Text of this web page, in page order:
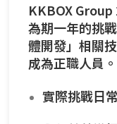
KKBOX Group
為期一年的挑
體開發」相關
成為正職人員。
實際挑戰日